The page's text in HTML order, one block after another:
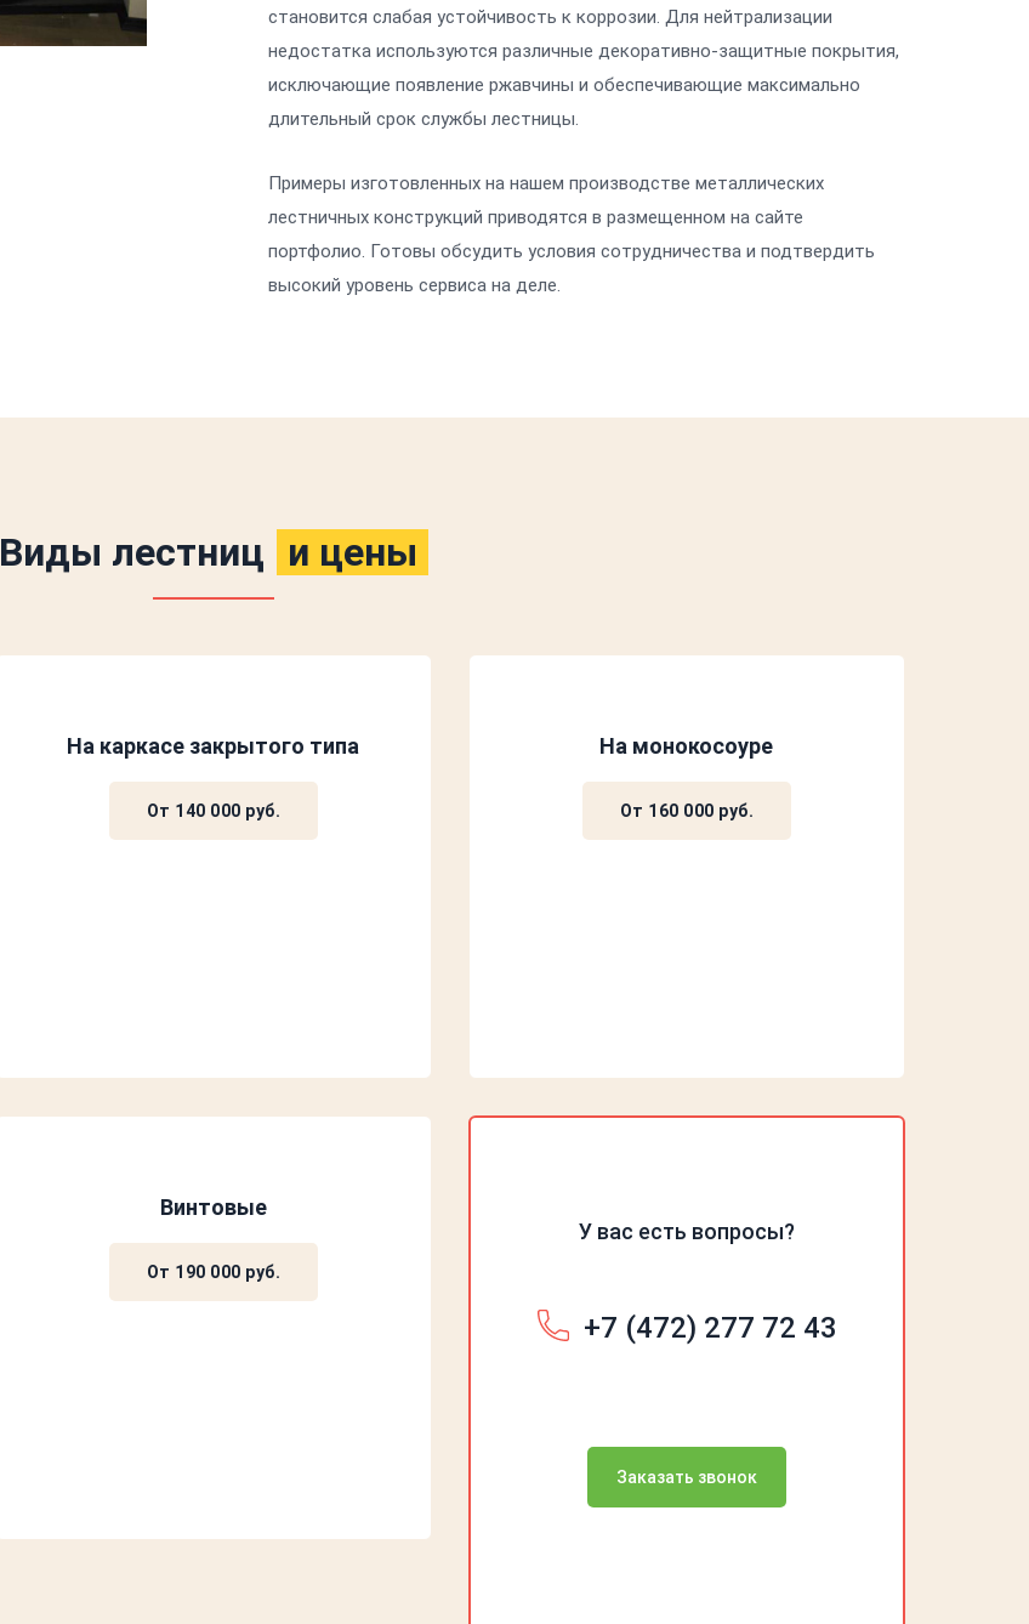
становится слабая устойчивость к коррозии. Для нейтрализации
недостатка используются различные декоративно-защитные покрытия,
исключающие появление ржавчины и обеспечивающие максимально
длительный срок службы лестницы.
Примеры изготовленных на нашем производстве металлических
лестничных конструкций приводятся в размещенном на сайте
портфолио. Готовы обсудить условия сотрудничества и подтвердить
высокий уровень сервиса на деле.
Виды лестниц и цены
На каркасе закрытого типа
От 140 000 руб.
На монокосоуре
От 160 000 руб.
Винтовые
От 190 000 руб.
У вас есть вопросы?
+7 (472) 277 72 43
Заказать звонок